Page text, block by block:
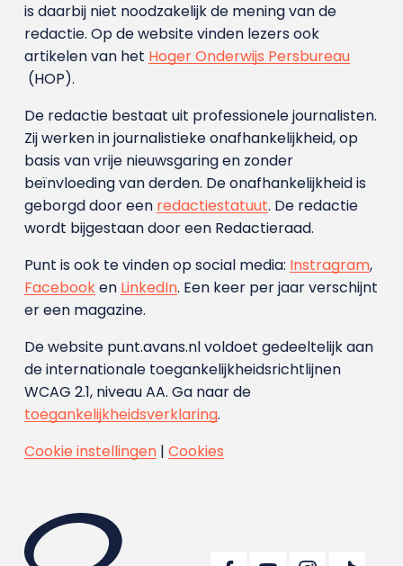
is daarbij niet noodzakelijk de mening van de
redactie. Op de website vinden lezers ook
artikelen van het Hoger Onderwijs Persbureau
(HOP).
De redactie bestaat uit professionele journalisten.
Zij werken in journalistieke onafhankelijkheid, op
basis van vrije nieuwsgaring en zonder
beïnvloeding van derden. De onafhankelijkheid is
geborgd door een redactiestatuut. De redactie
wordt bijgestaan door een Redactieraad.
Punt is ook te vinden op social media: Instragram,
Facebooken LinkedIn. Een keer per jaar verschijnt
er een magazine.
De website punt.avans.nl voldoet gedeeltelijk aan
de internationale toegankelijkheidsrichtlijnen
WCAG 2.1, niveau AA. Ga naar de
toegankelijkheidsverklaring.
Cookie instellingen| Cookies